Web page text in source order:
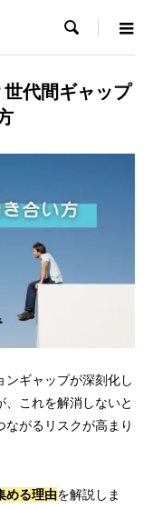

世代間ギャップ
ンギャップが深刻化し
、これを解消しないと
がるリスクが高まり
める理由を解説しま